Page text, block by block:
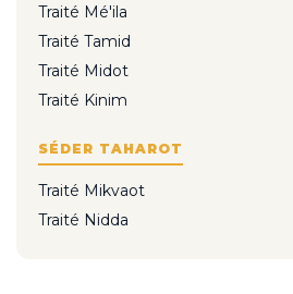
Traité Mé'ila
Traité Tamid
Traité Midot
Traité Kinim
SÉDER TAHAROT
Traité Mikvaot
Traité Nidda